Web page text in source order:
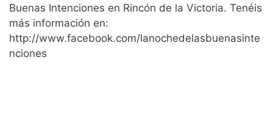
Buenas Intenciones en Rincón de la Victoria. Tenéis
más información en:
http://www.facebook.com/lanochedelasbuenasinte
nciones